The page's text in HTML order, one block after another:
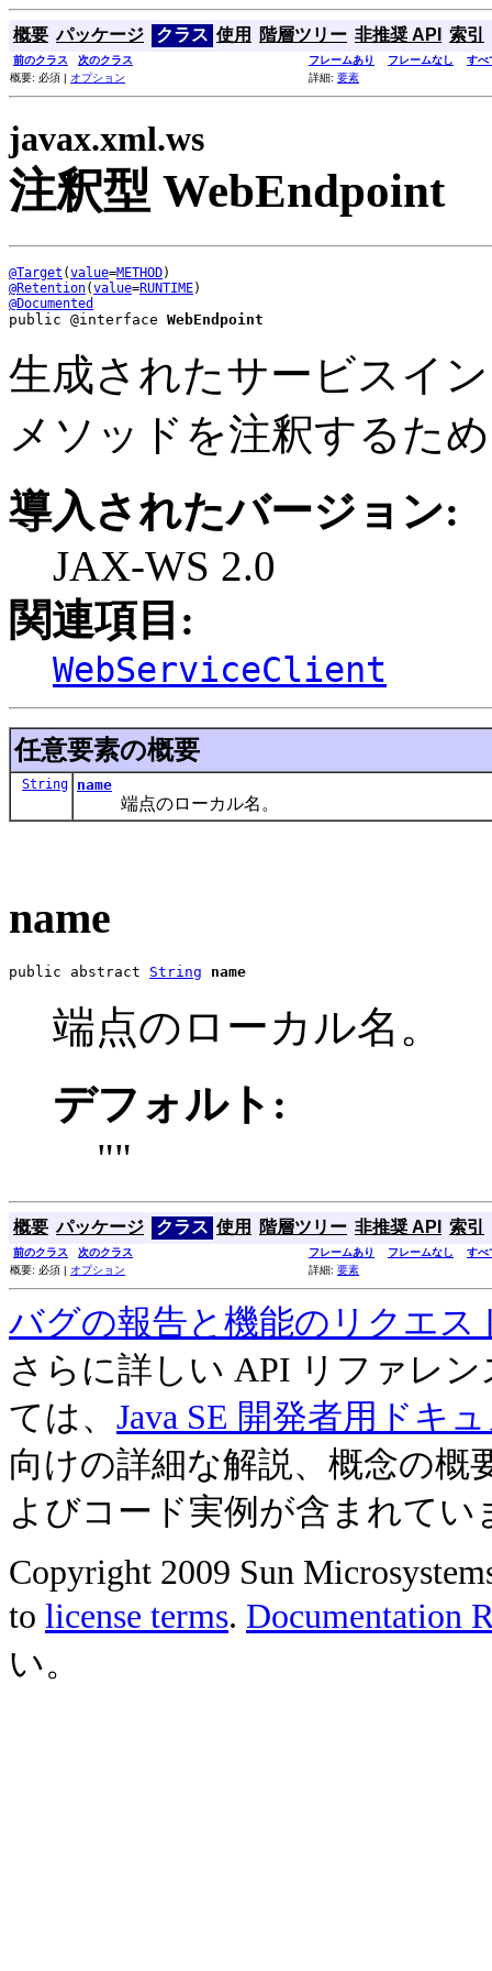
概要 パッケージ クラス 使用 階層ツリー 非推奨 API 索引
前のクラス 次のクラス フレームあり フレームなし
すべ
概要: 必須 | オプション 詳細: 要素
javax.xml.ws
注釈型 WebEndpoint
@Target (value=METHOD
@Retention(value=RUNTIME
@Documented
public @interface WebEndpoint
生成されたサービスイ
メソッドを注釈するた
導入されたバージョン:
JAX-WS 2.0
関連項目:
WebServiceClient
任意要素の概要
String name
端点のローカル名。
name
public abstract String name
端点のローカル名。
デフォルト:
""
概要 パッケージ クラス 使用 階層ツリー 非推奨 API 索引
前のクラス 次のクラス フレームあり フレームなし
すべ
概要: 必須 | オプション 詳細: 要素
バグの報告と機能のリクエス
さらに詳しい API リファレ
ては、 Java SE 開発者用ドキ
向けの詳細な解説、概念の概
よびコード実例が含まれてい
Copyright 2009 Sun
to license terms. Documentation
い。